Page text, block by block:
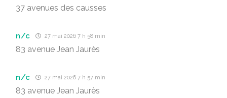
37 avenues des causses
n/c 27 mai 2026 7 h 58 min
83 avenue Jean Jaurès
n/c 27 mai 2026 7 h 57 min
83 avenue Jean Jaurès